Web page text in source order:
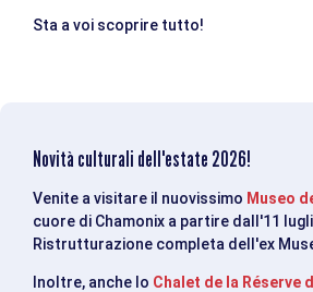
Sta a voi scoprire tutto!
Novità culturali dell'estate 2026!
Venite a visitare il nuovissimo Museo
cuore di Chamonix a partire dall'11
Ristrutturazione completa dell'ex
Inoltre, anche lo Chalet de la Réserve